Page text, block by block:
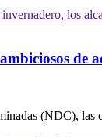
de
(NDC), las